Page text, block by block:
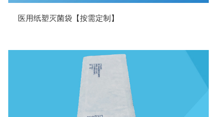
医用纸塑灭菌袋【按需定制】